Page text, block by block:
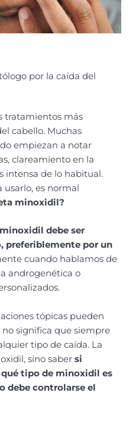
por la caída del
tratamientos más
cabello. Muchas
empiezan a notar
clareamiento en la
intensa de lo habitual.
usarlo, es normal
minoxidil?
debe ser
preferiblemente por un
cuando hablamos de
androgenética o
tópicas pueden
significa que siempre
tipo de caída. La
sino saber si
tipo de minoxidil es
debe controlarse el